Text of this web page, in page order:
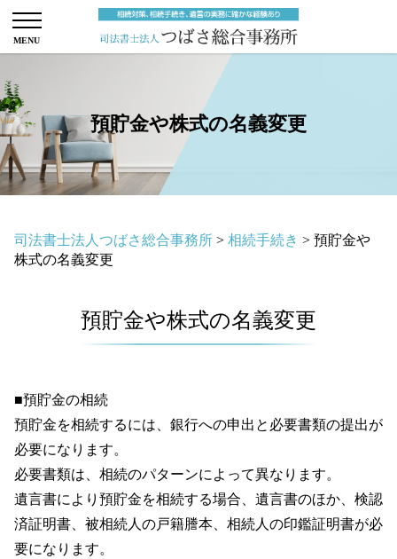
預貯金や株式の名義変更
司法書士法人つばさ総合事務所 > 相続手続き > 預貯金や
株式の名義変更
預貯金や株式の名義変更
■預貯金の相続
預貯金を相続するには、銀行への申出と必要書類の提出が
必要になります。
必要書類は、相続のパターンによって異なります。
遺言書により預貯金を相続する場合、遺言書のほか、検認
済証明書、被相続人の戸籍謄本、相続人の印鑑証明書が必
要になります。